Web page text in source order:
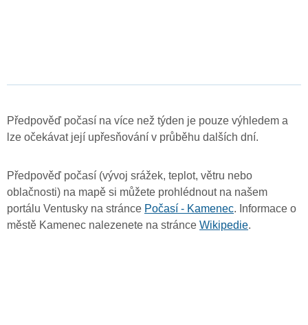
Předpověď počasí na více než týden je pouze výhledem a
lze očekávat její upřesňování v průběhu dalších dní.
Předpověď počasí (vývoj srážek, teplot, větru nebo
oblačnosti) na mapě si můžete prohlédnout na našem
portálu Ventusky na stránce Počasí - Kamenec. Informace o
městě Kamenec nalezenete na stránce Wikipedie.